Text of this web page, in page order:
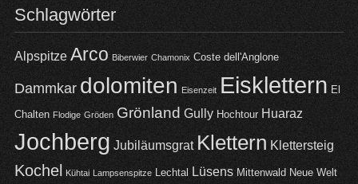
Schlagwörter
Alpspitze Arco Biberwier Chamonix Coste dell'Anglone
Dammkar dolomiten Eisenzeit Eisklettern El
Chalten Flodige Gröden Grönland Gully Hochtour Huaraz
Jochberg Jubiläumsgrat Klettern Klettersteig
Kochel Kühtai Lampsenspitze Lechtal Lüsens Mittenwald Neue Welt